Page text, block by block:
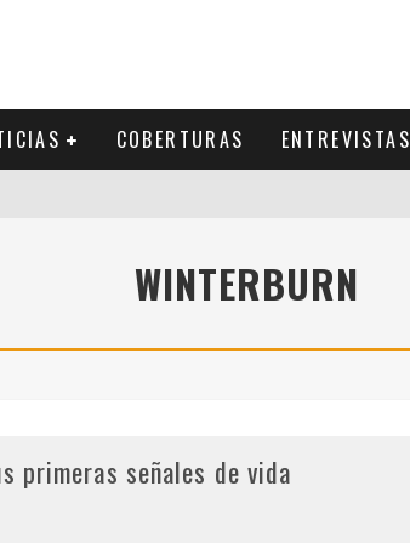
COBERTURAS ENTREVISTAS
WINTERBURN
primeras señales de vida